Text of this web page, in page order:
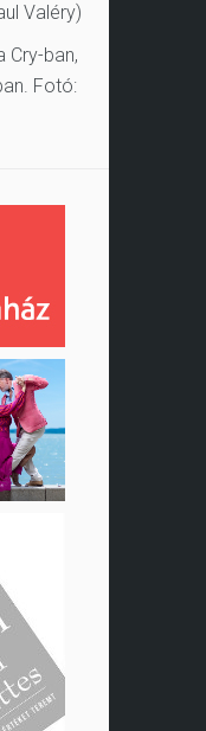
Valéry)
Cry-ban,
Fotó: